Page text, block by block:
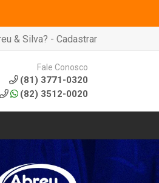
& Silva? - Cadastrar
Fale Conosco
(81) 3771-0320
(82) 3512-0020